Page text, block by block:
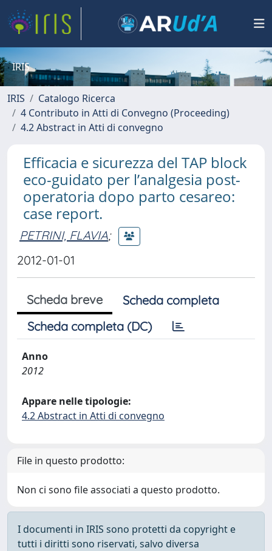
IRIS
IRIS
Catalogo Ricerca
4 Contributo in Atti di Convegno (Proceeding)
4.2 Abstract in Atti di convegno
Efficacia e sicurezza del TAP block
eco-guidato per l’analgesia post-
operatoria dopo parto cesareo:
case report.
PETRINI, FLAVIA;
2012-01-01
Scheda breve
Scheda completa
Scheda completa (DC)
Anno
2012
Appare nelle tipologie:
4.2 Abstract in Atti di convegno
File in questo prodotto:
Non ci sono file associati a questo prodotto.
I documenti in IRIS sono protetti da copyright e
tutti i diritti sono riservati, salvo diversa